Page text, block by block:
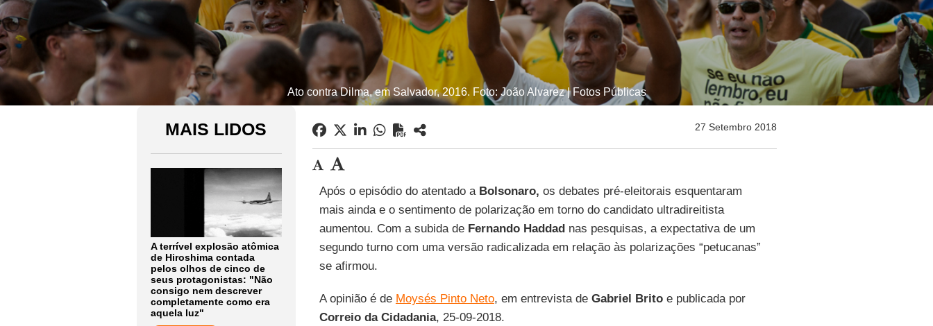
Ato contra Dilma, em Salvador, 2016. Foto: João Alvarez | Fotos Públicas
MAIS LIDOS
A terrível explosão atômica
de Hiroshima contada
pelos olhos de cinco de
seus protagonistas: "Não
consigo nem descrever
completamente como era
aquela luz"
27 Setembro 2018
Após o episódio do atentado a Bolsonaro, os debates pré-eleitorais esquentaram
mais ainda e o sentimento de polarização em torno do candidato ultradireitista
aumentou. Com a subida de Fernando Haddadnas pesquisas, a expectativa de um
segundo turno com uma versão radicalizada em relação às polarizações “petucanas”
se afirmou.
A opinião é de Moysés Pinto Neto, em entrevista de Gabriel Britoe publicada por
Correio da Cidadania, 25-09-2018.